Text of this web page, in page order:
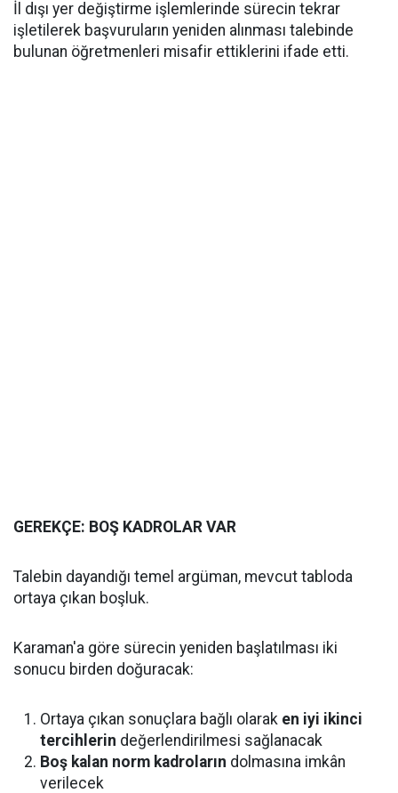
İl dışı yer değiştirme işlemlerinde sürecin tekrar
işletilerek başvuruların yeniden alınması talebinde
bulunan öğretmenleri misafir ettiklerini ifade etti.
GEREKÇE: BOŞ KADROLAR VAR
Talebin dayandığı temel argüman, mevcut tabloda
ortaya çıkan boşluk.
Karaman'a göre sürecin yeniden başlatılması iki
sonucu birden doğuracak:
Ortaya çıkan sonuçlara bağlı olarak en iyi ikinci
tercihlerin değerlendirilmesi sağlanacak
Boş kalan norm kadroların dolmasına imkân
verilecek